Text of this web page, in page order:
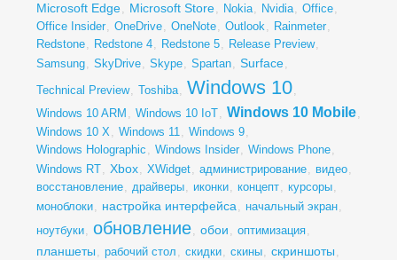
Microsoft Edge, Microsoft Store, Nokia, Nvidia, Office,
Office Insider, OneDrive, OneNote, Outlook, Rainmeter,
Redstone, Redstone 4, Redstone 5, Release Preview,
Samsung, SkyDrive, Skype, Spartan, Surface,
Technical Preview, Toshiba, Windows 10,
Windows 10 ARM , Windows 10 IoT, Windows 10 Mobile,
Windows 10 X, Windows 11, Windows 9,
Windows Holographic , Windows Insider, Windows Phone,
Windows RT, Xbox, XWidget, администрирование, видео,
восстановление, драйверы, иконки, концепт, курсоры,
моноблоки, настройка интерфейса, начальный экран,
ноутбуки, обновление, обои , оптимизация,
планшеты , рабочий стол , скидки, скины, скриншоты ,